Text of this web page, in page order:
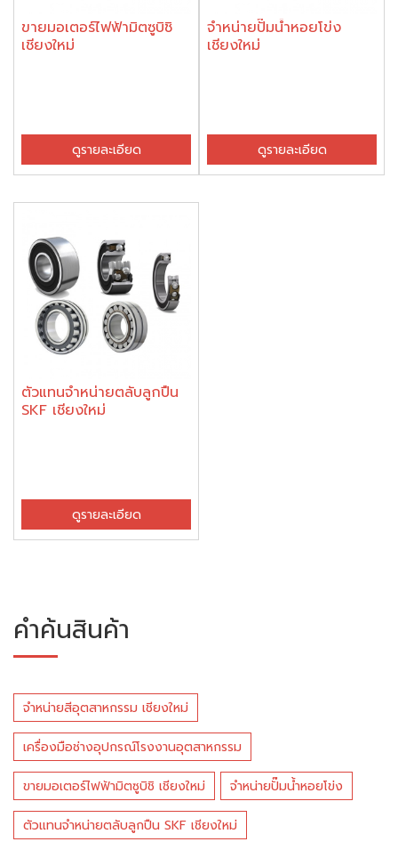
ขายมอเตอร์ไฟฟ้ามิตซูบิชิ
เชียงใหม่
ดูรายละเอียด
จำหน่ายปั๊มน้ำหอยโข่ง
เชียงใหม่
ดูรายละเอียด
ตัวแทนจำหน่ายตลับลูกปืน
SKF เชียงใหม่
ดูรายละเอียด
คำค้นสินค้า
จำหน่ายสีอุตสาหกรรม เชียงใหม่
เครื่องมือช่างอุปกรณ์โรงงานอุตสาหกรรม
ขายมอเตอร์ไฟฟ้ามิตซูบิชิ เชียงใหม่ จำหน่ายปั๊มน้ำหอยโข่ง
ตัวแทนจำหน่ายตลับลูกปืน SKF เชียงใหม่